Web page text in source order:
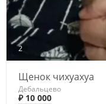
2
Щенок чихуахуа
Дебальцево
₽ 10 000